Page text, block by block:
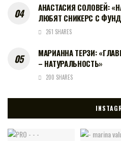
АНАСТАСИЯ СОЛОВЕЙ:
ЛЮБЯТ СНИКЕРС С
261 SHARES
МАРИАННА ТЕРЗИ:
– НАТУРАЛЬНОСТЬ»
200 SHARES